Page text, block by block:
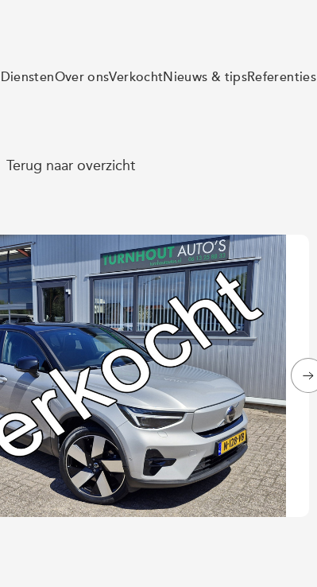
DienstenOver onsVerkochtNieuws & tipsReferenties
Terug naar overzicht